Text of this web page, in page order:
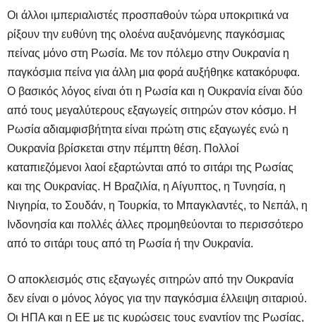
Οι άλλοι ιμπεριαλιστές προσπαθούν τώρα υποκριτικά να
ρίξουν την ευθύνη της ολοένα αυξανόμενης παγκόσμιας
πείνας μόνο στη Ρωσία. Με τον πόλεμο στην Ουκρανία η
παγκόσμια πείνα για άλλη μια φορά αυξήθηκε κατακόρυφα.
Ο βασικός λόγος είναι ότι η Ρωσία και η Ουκρανία είναι δύο
από τους μεγαλύτερους εξαγωγείς σιτηρών στον κόσμο. Η
Ρωσία αδιαμφισβήτητα είναι πρώτη στις εξαγωγές ενώ η
Ουκρανία βρίσκεται στην πέμπτη θέση. Πολλοί
καταπιεζόμενοι λαοί εξαρτώνται από το σιτάρι της Ρωσίας
και της Ουκρανίας. Η Βραζιλία, η Αίγυπτος, η Τυνησία, η
Νιγηρία, το Σουδάν, η Τουρκία, το Μπαγκλαντές, το Νεπάλ, η
Ινδονησία και πολλές άλλες προμηθεύονται το περισσότερο
από το σιτάρι τους από τη Ρωσία ή την Ουκρανία.
Ο αποκλεισμός στις εξαγωγές σιτηρών από την Ουκρανία
δεν είναι ο μόνος λόγος για την παγκόσμια έλλειψη σιταριού.
Οι ΗΠΑ και η ΕΕ με τις κυρώσεις τους εναντίον της Ρωσίας,